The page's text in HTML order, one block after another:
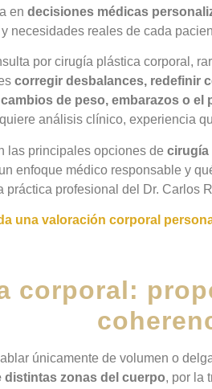
en decisiones médicas
necesidades reales de cada
por cirugía plástica corporal,
corregir desbalances, redefinir
de peso, embarazos o el
análisis clínico, experiencia
las principales opciones de cirugía
enfoque médico responsable y
práctica profesional del Dr. Carlos
una valoración corporal
corporal:
únicamente de volumen o
distintas zonas del cuerpo, por la